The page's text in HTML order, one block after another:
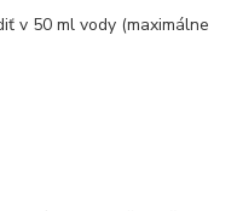
v 50 ml vody (maximálne